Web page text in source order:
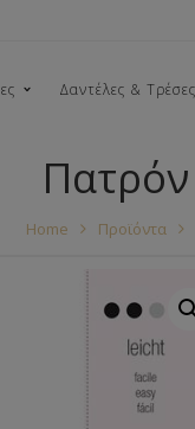
Διάφορα
Δαντέλες & Τρέσες
Κιπούρ
Ελαστικές
Home Προϊόντα